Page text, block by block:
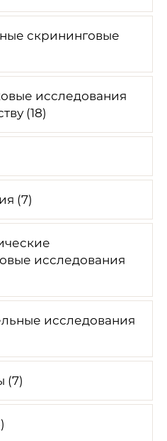
скрининговые
исследования
(18)
(7)
исследования
исследования
(7)